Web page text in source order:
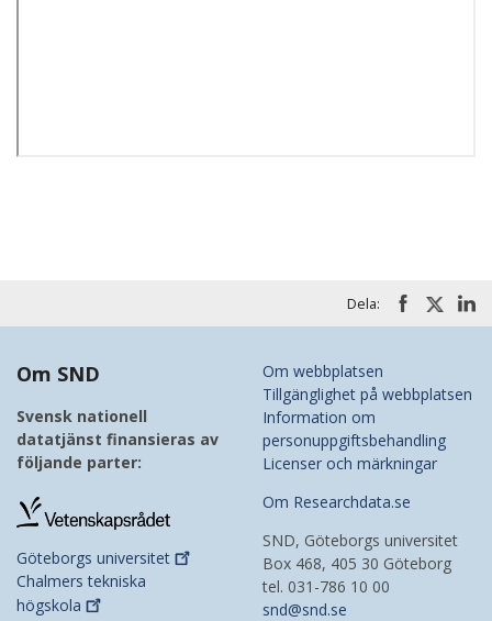
Dela:
Om SND
Svensk nationell
datatjänst finansieras av
följande parter:
Göteborgs universitet
Chalmers tekniska
högskola
Om webbplatsen
Tillgänglighet på webbplatsen
Information om
personuppgiftsbehandling
Licenser och märkningar
Om Researchdata.se
SND, Göteborgs universitet
Box 468, 405 30 Göteborg
tel. 031-786 10 00
snd@snd.se